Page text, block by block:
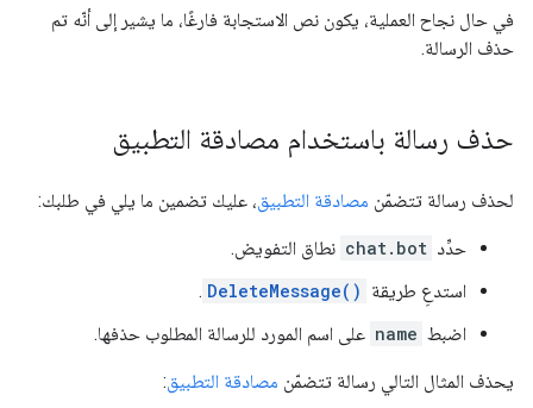
في حال نجاح العملية، يكون نص الاستجابة فارغًا، ما يشير إلى أنّه تم
حذف الرسالة.
حذف رسالة باستخدام مصادقة التطبيق
لحذف رسالة تتضمّن مصادقة التطبيق، عليك تضمين ما يلي في طلبك:
حدِّد chat.bot نطاق التفويض.
استدعِ طريقة DeleteMessage()
.
اضبط name على اسم المورد للرسالة المطلوب حذفها.
يحذف المثال التالي رسالة تتضمّن مصادقة التطبيق: